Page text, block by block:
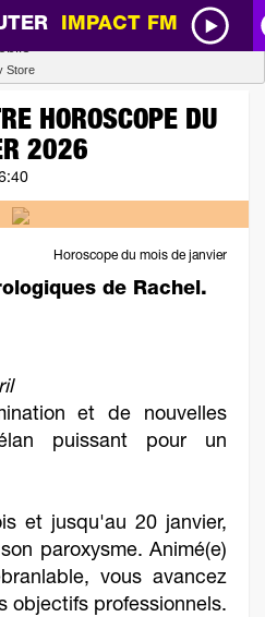
IMPACT FM
HOROSCOPE DU
2026
Horoscope du mois de janvier
de Rachel.
et de nouvelles
puissant pour un
et jusqu'au 20 janvier,
paroxysme. Animé(e)
vous avancez
objectifs professionnels.
Store
Télécharger